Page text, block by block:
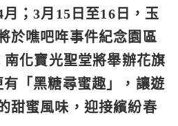
；3月15日至16日，玉
於噍吧哖事件紀念園區
化寶光聖堂將舉辦花旗
「黑糖尋蜜趣」，讓遊
甜蜜風味，迎接繽紛春